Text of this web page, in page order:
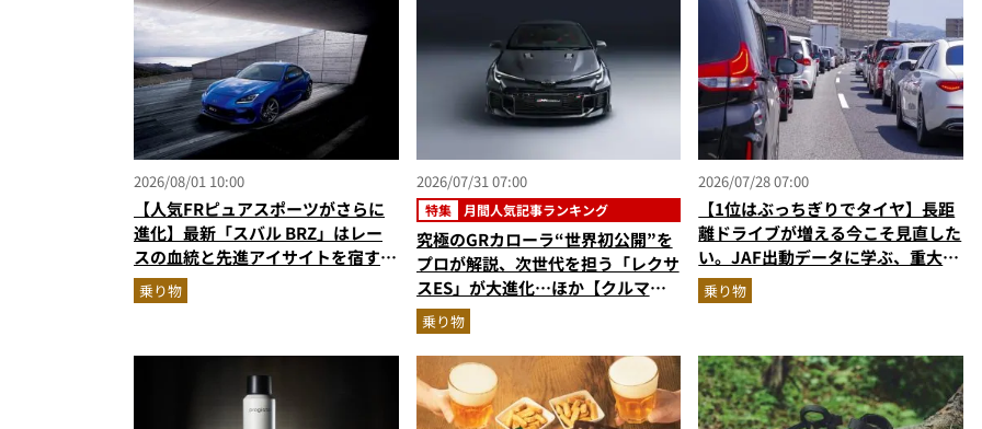
2026/08/01 10:00
【人気FRピュアスポーツがさらに
進化】最新「スバル BRZ」はレー
スの血統と先進アイサイトを宿す傑
作へ
乗り物
2026/07/31 07:00
特集 月間人気記事ランキング
究極のGRカローラ“世界初公開”を
プロが解説、次世代を担う「レクサ
スES」が大進化…ほか【クルマの
人気記事ランキングベスト3】
（2026年6月版）
乗り物
2026/07/28 07:00
【1位はぶっちぎりでタイヤ】長距
離ドライブが増える今こそ見直した
い。JAF出動データに学ぶ、重大ト
ラブル回避の「実は簡単な」セルフ
メンテ術
乗り物